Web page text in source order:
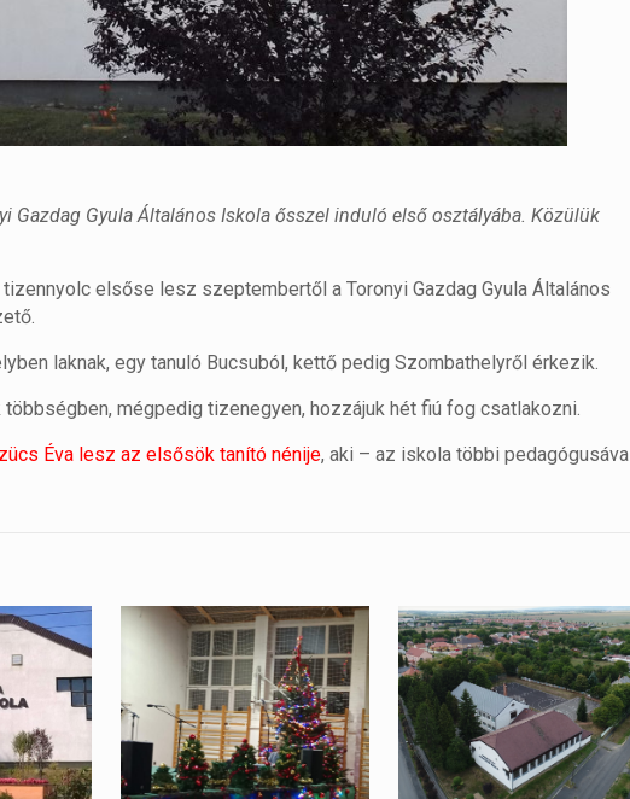
Gazdag Gyula Általános Iskola ősszel induló első osztályába. Közülük
elsőse lesz szeptembertől a Toronyi Gazdag Gyula Általános
laknak, egy tanuló Bucsuból, kettő pedig Szombathelyről érkezik.
mégpedig tizenegyen, hozzájuk hét fiú fog csatlakozni.
Éva lesz az elsősök tanító nénije, aki – az iskola többi pedagógusával